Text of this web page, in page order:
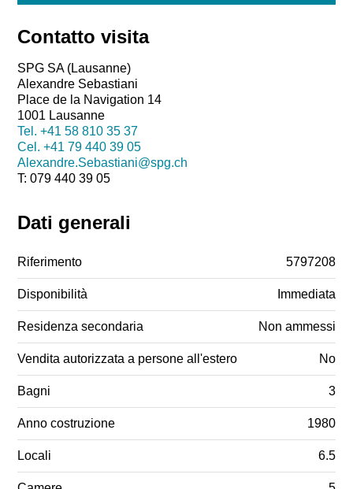
Contatto visita
SPG SA (Lausanne)
Alexandre Sebastiani
Place de la Navigation 14
1001 Lausanne
Tel.+41 58 810 35 37
Cel.+41 79 440 39 05
Alexandre.Sebastiani@spg.ch
T: 079 440 39 05
Dati generali
Riferimento 5797208
Disponibilità Immediata
Residenza secondaria Non ammessi
Vendita autorizzata a persone all'estero No
Bagni 3
Anno costruzione 1980
Locali 6.5